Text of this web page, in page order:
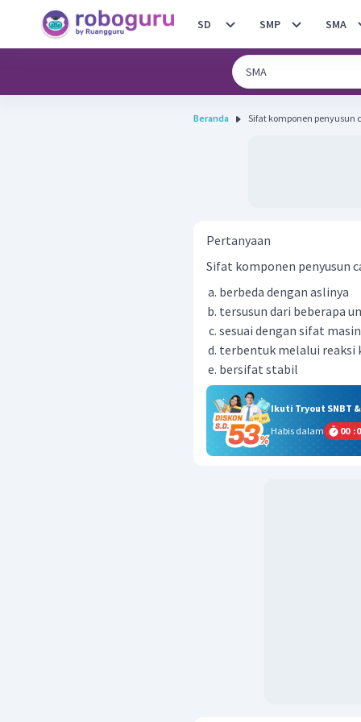
SD SMP SMA
Beranda Sifat komponen penyusun
Pertanyaan
Sifat komponen penyusun
berbeda dengan aslinya
tersusun dari beberapa
sesuai dengan sifat
terbentuk melalui reaksi
bersifat stabil
Ikuti Tryout SNBT
Habis dalam
00 :